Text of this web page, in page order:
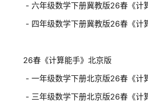
- 六年级数学下册冀教版26春《计
- 四年级数学下册冀教版26春《计
26春《计算能手》北京版
- 一年级数学下册北京版26春《计
- 三年级数学下册北京版26春《计